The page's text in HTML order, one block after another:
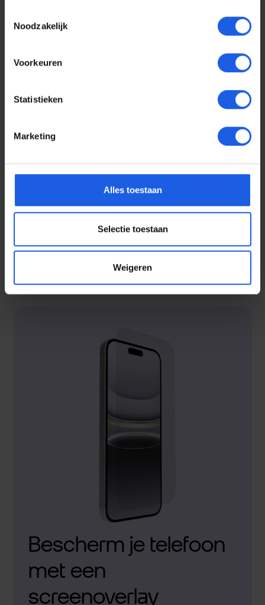
Noodzakelijk
Voorkeuren
Statistieken
Marketing
Alles toestaan
Selectie toestaan
Weigeren
Voor elke telefoon een
oortje
Bescherm je telefoon
met een
screenoverlay